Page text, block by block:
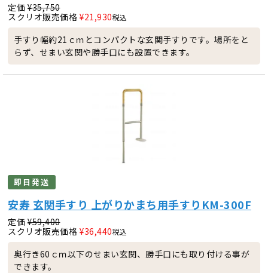
定価 ¥35,750
スクリオ販売価格 ¥21,930税込
手すり幅約21ｃｍとコンパクトな玄関手すりです。場所をと
らず、せまい玄関や勝手口にも設置できます。
即日発送
安寿 玄関手すり 上がりかまち用手すりKM-300F
定価 ¥59,400
スクリオ販売価格 ¥36,440税込
奥行き60ｃｍ以下のせまい玄関、勝手口にも取り付ける事が
できます。